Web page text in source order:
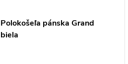
Polokošeľa pánska Grand
biela